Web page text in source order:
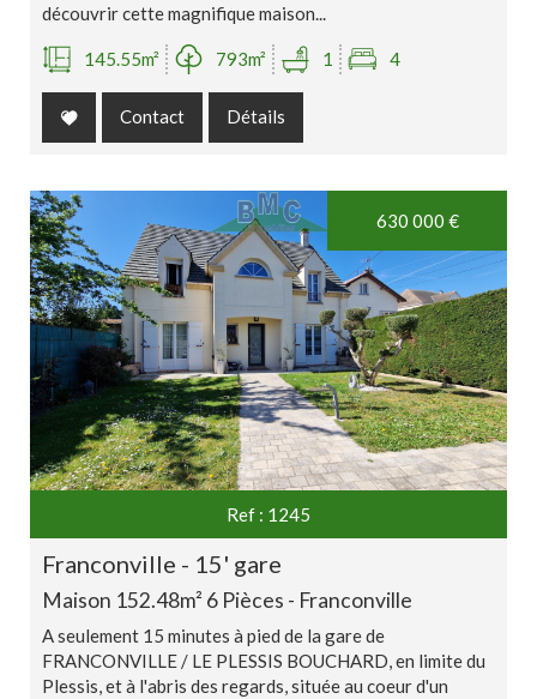
découvrir cette magnifique maison...
145.55m² 793m² 1 4
Contact Détails
630 000 €
Ref : 1245
franconville - 15' gare
Maison 152.48m² 6 Pièces - Franconville
A seulement 15 minutes à pied de la gare de
FRANCONVILLE / LE PLESSIS BOUCHARD, en limite du
Plessis, et à l'abris des regards, située au coeur d'un